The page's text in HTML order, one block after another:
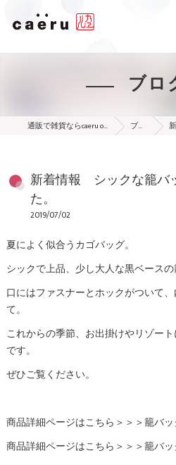
ブロ
通販で雑貨ならcaeru online shop ブログ
新着情報 シックな籠バ
た。
2019/07/02
夏によく似合うカゴバッグ。
シックで上品、少し大人な黒ベースの
口にはファスナーとホックがついて
て。
これからの季節、お出掛けやリゾー
です。
ぜひご覧ください。
商品詳細ページはこちら＞＞＞籠バ
商品詳細ページはこちら＞＞＞籠バ